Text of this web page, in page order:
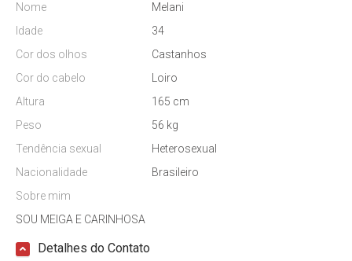
Nome
Melani
Idade
34
Cor dos olhos
Castanhos
Cor do cabelo
Loiro
Altura
165 cm
Peso
56 kg
Tendência sexual
Heterosexual
Nacionalidade
Brasileiro
Sobre mim
SOU MEIGA E CARINHOSA
Detalhes do Contato